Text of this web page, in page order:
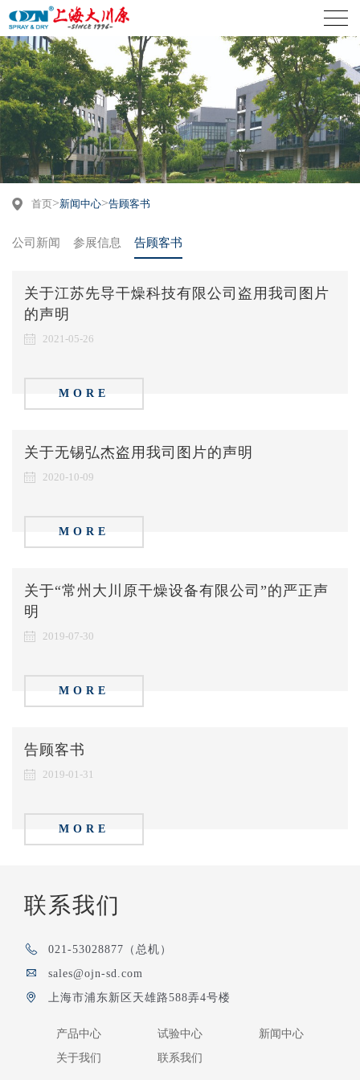
首页>新闻中心>告顾客书
公司新闻 参展信息 告顾客书
关于江苏先导干燥科技有限公司盗用我司图片
的声明
2021-05-26
MORE
关于无锡弘杰盗用我司图片的声明
2020-10-09
MORE
关于“常州大川原干燥设备有限公司”的严正声
明
2019-07-30
MORE
告顾客书
2019-01-31
MORE
联系我们
021-53028877（总机）
sales@ojn-sd.com
上海市浦东新区天雄路588弄4号楼
产品中心 试验中心
新闻中心
关于我们
联系我们